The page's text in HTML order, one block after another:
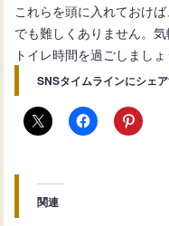
これらを頭に入れておけ
でも難しくありません。
トイレ時間を過ごしましょ
SNSタイムラインにシェ
関連